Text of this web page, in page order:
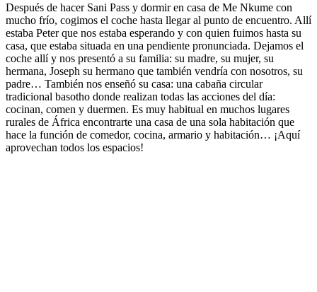
Después de hacer Sani Pass y dormir en casa de Me Nkume con
mucho frío, cogimos el coche hasta llegar al punto de encuentro. Allí
estaba Peter que nos estaba esperando y con quien fuimos hasta su
casa, que estaba situada en una pendiente pronunciada. Dejamos el
coche allí y nos presentó a su familia: su madre, su mujer, su
hermana, Joseph su hermano que también vendría con nosotros, su
padre… También nos enseñó su casa: una cabaña circular
tradicional basotho donde realizan todas las acciones del día:
cocinan, comen y duermen. Es muy habitual en muchos lugares
rurales de África encontrarte una casa de una sola habitación que
hace la función de comedor, cocina, armario y habitación… ¡Aquí
aprovechan todos los espacios!